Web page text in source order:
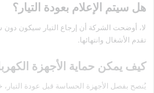
هل سيتم الإعلام بعودة التيار؟
لا، أوضحت الشركة أن إرجاع التيار سيكون
تقدم الأشغال وانتهائها.
كيف يمكن حماية الأجهزة
يُنصح بفصل الأجهزة الحساسة قبل عودة